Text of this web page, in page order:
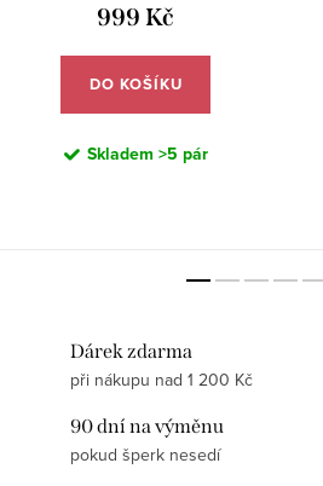
999 Kč
DO KOŠÍKU
Skladem >5 pár
Dárek zdarma
při nákupu nad 1 200 Kč
90 dní na výměnu
pokud šperk nesedí